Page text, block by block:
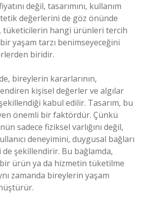
değil, tasarımını, kullanım
değerlerini de göz önünde
tüketicilerin hangi ürünleri tercih
yaşam tarzı benimseyeceğini
biridir.
bireylerin kararlarının,
kişisel değerler ve algılar
kabul edilir. Tasarım, bu
önemli bir faktördür. Çünkü
sadece fiziksel varlığını değil,
deneyimini, duygusal bağları
şekillendirir. Bu bağlamda,
bir ürün ya da hizmetin tüketilme
zamanda bireylerin yaşam